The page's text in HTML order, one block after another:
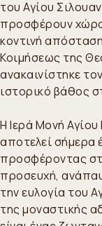
του Αγίου
προσφέρουν
κοντινή
Κοιμήσεως της
ανακαινίστηκε
ιστορικό βάθος
Η Ιερά Μονή
αποτελεί σήμερα
προσφέροντας
προσευχή,
την ευλογία του
της μοναστικής